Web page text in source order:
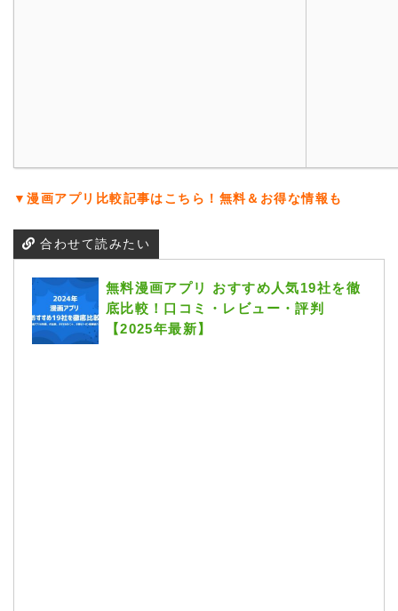
▼漫画アプリ比較記事はこちら！無料＆お得な情報も
合わせて読みたい
無料漫画アプリ おすすめ人気19社を徹
底比較！口コミ・レビュー・評判
【2025年最新】